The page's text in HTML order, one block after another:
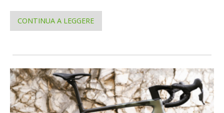
CONTINUA A LEGGERE